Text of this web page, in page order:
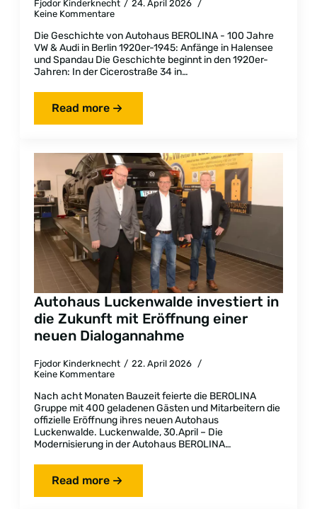
Fjodor Kinderknecht
24. April 2026
Keine Kommentare
Die Geschichte von Autohaus BEROLINA - 100 Jahre
VW & Audi in Berlin 1920er-1945: Anfänge in Halensee
und Spandau Die Geschichte beginnt in den 1920er-
Jahren: In der Cicerostraße 34 in…
Read more
Autohaus Luckenwalde investiert in
die Zukunft mit Eröffnung einer
neuen Dialogannahme
Fjodor Kinderknecht
22. April 2026
Keine Kommentare
Nach acht Monaten Bauzeit feierte die BEROLINA
Gruppe mit 400 geladenen Gästen und Mitarbeitern die
offizielle Eröffnung ihres neuen Autohaus
Luckenwalde. Luckenwalde, 30.April – Die
Modernisierung in der Autohaus BEROLINA…
Read more